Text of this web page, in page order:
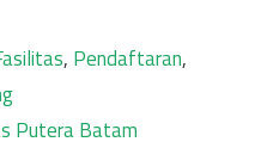
, Pendaftaran,
Putera Batam